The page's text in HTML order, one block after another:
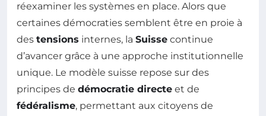
réexaminer les systèmes en place. Alors que
certaines démocraties semblent être en proie à
des tensions internes, la Suisse continue
d’avancer grâce à une approche institutionnelle
unique. Le modèle suisse repose sur des
principes de démocratie directe et de
fédéralisme, permettant aux citoyens de